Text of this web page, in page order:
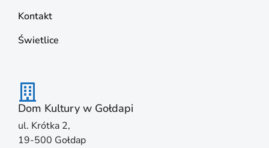
Kontakt
Świetlice
Dom Kultury w Gołdapi
ul. Krótka 2,
19-500 Gołdap